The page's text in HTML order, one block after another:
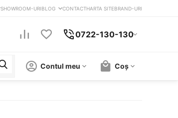
SHOWROOM-URIBLOG CONTACTHARTA SITEBRAND-URI
0722-130-130
Coș
Contul meu